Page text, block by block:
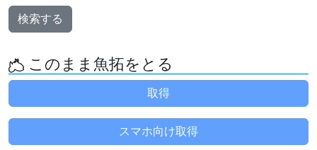
検索する
このまま魚拓をとる